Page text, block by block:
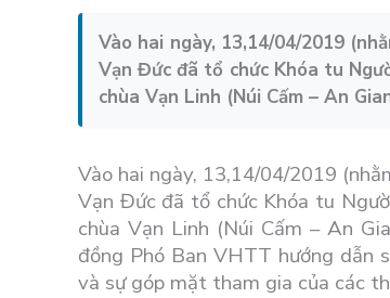
Vào hai ngày, 13,14/04/2019
Vạn Đức đã tổ chức Khóa tu
chùa Vạn Linh (Núi Cấm – An
Vào hai ngày, 13,14/04/2019
Vạn Đức đã tổ chức Khóa tu
chùa Vạn Linh (Núi Cấm – An
đồng Phó Ban VHTT hướng dẫn
và sự góp mặt tham gia của các